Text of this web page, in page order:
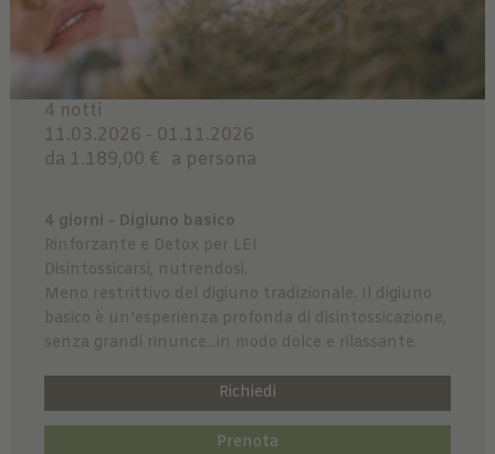
4 notti
11.03.2026 - 01.11.2026
da 1.189,00 € a persona
4 giorni - Digiuno basico
Rinforzante e Detox per LEI
Disintossicarsi, nutrendosi.
Meno restrittivo del digiuno tradizionale. Il digiuno
basico è un’esperienza profonda di disintossicazione,
senza grandi rinunce...in modo dolce e rilassante.
Richiedi
Prenota